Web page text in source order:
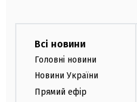
Всі новини
Головні новини
Новини України
Прямий ефір